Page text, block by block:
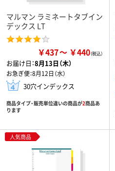
マルマン ラミネートタブイン
デックス LT
￥437 ￥440
お届け日：8月13日（木）
お急ぎ便：8月12日（水）
30穴インデックス
商品タイプ・販売単位違いの商品が2商品あ
ります
人気商品